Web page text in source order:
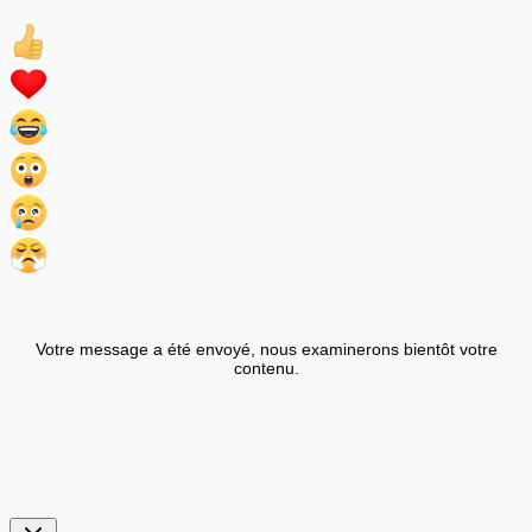
Votre message a été envoyé, nous examinerons bientôt votre
contenu.